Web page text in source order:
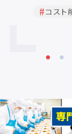
る企業
15ライ
応性です
果を享受
れ、生産
ら高い支
コスト